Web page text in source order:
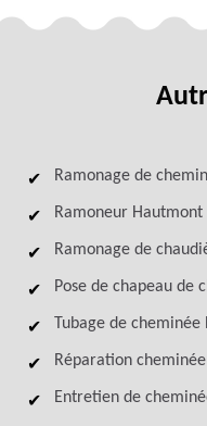
Ramonage de
Ramoneur Hautmont
Ramonage de
Pose de chapeau de
Tubage de
Réparation
Entretien de